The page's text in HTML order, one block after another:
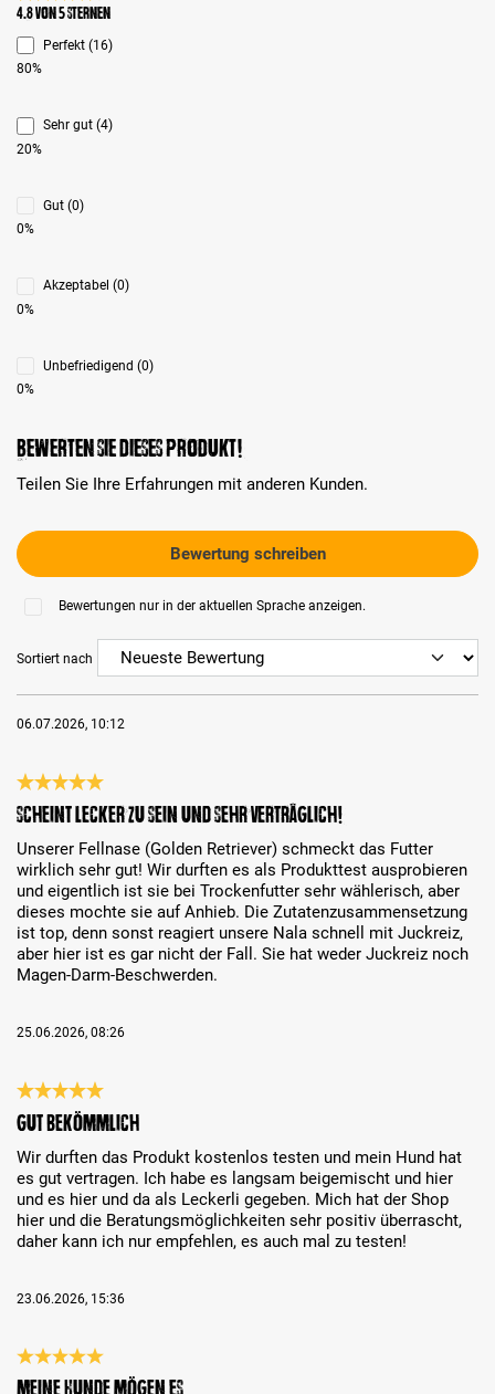
Durchschnittliche Bewertung 4.8 von 5 Sternen
4.8 von 5 Sternen
Perfekt (16)
80%
Sehr gut (4)
20%
Gut (0)
0%
Akzeptabel (0)
0%
Unbefriedigend (0)
0%
Bewerten Sie dieses Produkt!
Teilen Sie Ihre Erfahrungen mit anderen Kunden.
Bewertung schreiben
Bewertungen nur in der aktuellen Sprache anzeigen.
Sortiert nach
06.07.2026, 10:12
Bewertung mit 5 von 5 Sternen
Scheint lecker zu sein und sehr verträglich!
Unserer Fellnase (Golden Retriever) schmeckt das Futter
wirklich sehr gut! Wir durften es als Produkttest ausprobieren
und eigentlich ist sie bei Trockenfutter sehr wählerisch, aber
dieses mochte sie auf Anhieb. Die Zutatenzusammensetzung
ist top, denn sonst reagiert unsere Nala schnell mit Juckreiz,
aber hier ist es gar nicht der Fall. Sie hat weder Juckreiz noch
Magen-Darm-Beschwerden.
25.06.2026, 08:26
Bewertung mit 5 von 5 Sternen
Gut bekömmlich
Wir durften das Produkt kostenlos testen und mein Hund hat
es gut vertragen. Ich habe es langsam beigemischt und hier
und es hier und da als Leckerli gegeben. Mich hat der Shop
hier und die Beratungsmöglichkeiten sehr positiv überrascht,
daher kann ich nur empfehlen, es auch mal zu testen!
23.06.2026, 15:36
Bewertung mit 5 von 5 Sternen
Meine Hunde mögen es